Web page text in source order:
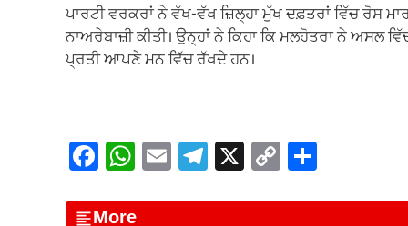
ਪਾਰਟੀ ਵਰਕਰਾਂ ਨੇ ਵੱਖ-ਵੱਖ ਜ਼ਿਲ੍ਹਾ ਮੁੱਖ ਦਫ਼ਤਰਾਂ ਵਿੱਚ ਰੋਸ
ਨਾਅਰੇਬਾਜ਼ੀ ਕੀਤੀ। ਉਨ੍ਹਾਂ ਨੇ ਕਿਹਾ ਕਿ ਮਲਹੋਤਰਾ ਨੇ ਅਸਲ
ਪ੍ਰਤੀ ਆਪਣੇ ਮਨ ਵਿੱਚ ਰੱਖਦੇ ਹਨ।
F
c
W
at
E T X C
More